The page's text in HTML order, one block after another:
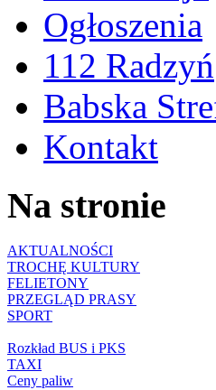
Ogłoszenia
112 Radzyń
Babska
Kontakt
Na stronie
AKTUALNOŚCI
TROCHĘ KULTURY
FELIETONY
PRZEGLĄD PRASY
SPORT
Rozkład BUS i PKS
TAXI
Ceny paliw